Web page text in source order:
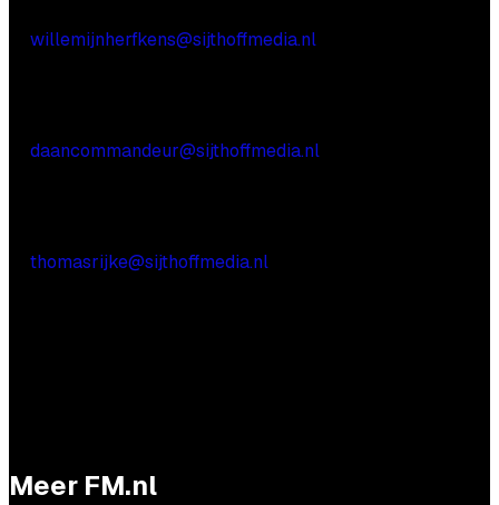
willemijnherfkens@sijthoffmedia.nl
daancommandeur@sijthoffmedia.nl
thomasrijke@sijthoffmedia.nl
Meer FM.nl